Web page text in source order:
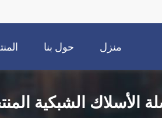
منزل حول بنا
الأسلاك الشبكية